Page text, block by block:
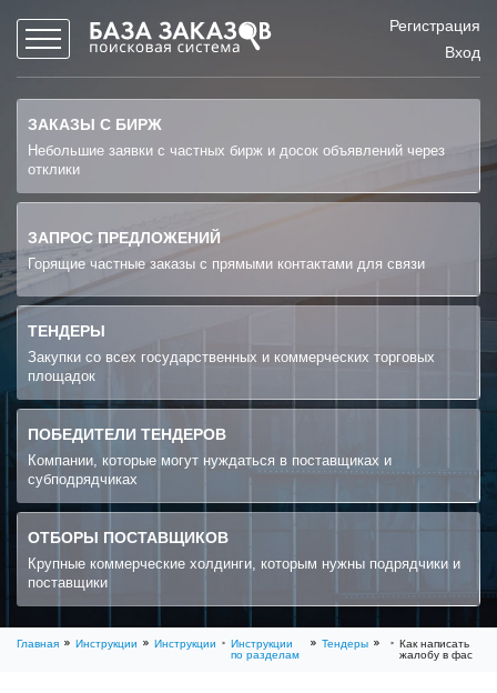
Регистрация
Вход
ЗАКАЗЫ С БИРЖ
Небольшие заявки с частных бирж и досок объявлений через
отклики
ЗАПРОС ПРЕДЛОЖЕНИЙ
Горящие частные заказы с прямыми контактами для связи
ТЕНДЕРЫ
Закупки со всех государственных и коммерческих торговых
площадок
ПОБЕДИТЕЛИ ТЕНДЕРОВ
Компании, которые могут нуждаться в поставщиках и
субподрядчиках
ОТБОРЫ ПОСТАВЩИКОВ
Крупные коммерческие холдинги, которым нужны подрядчики и
поставщики
Главная Инструкции Инструкции
Инструкции
по разделам
Тендеры
Как написать
жалобу в фас